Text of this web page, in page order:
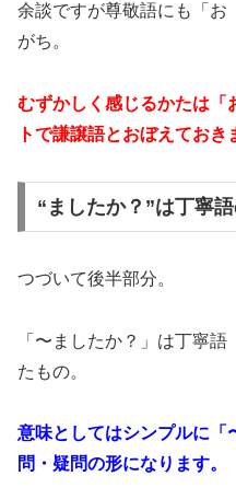
余談ですが尊敬語にも「お
がち。
むずかしく感じるかたは「
トで謙譲語とおぼえておき
“ましたか？”は丁寧
つづいて後半部分。
「〜ましたか？」は丁寧
たもの。
意味としてはシンプルに「
問・疑問の形になります。